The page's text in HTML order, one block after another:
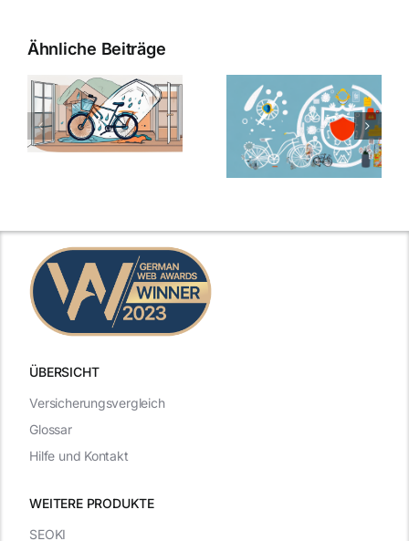
Ähnliche Beiträge
ÜBERSICHT
WEITERE PRODUKTE
Versicherungsvergleich
Glossar
Hilfe und Kontakt
SEOKI